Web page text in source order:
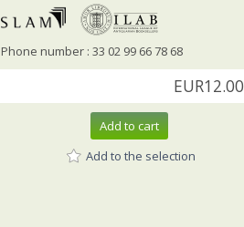
Phone number : 33 02 99 66 78 68
EUR12.00
Add to cart
Add to the selection